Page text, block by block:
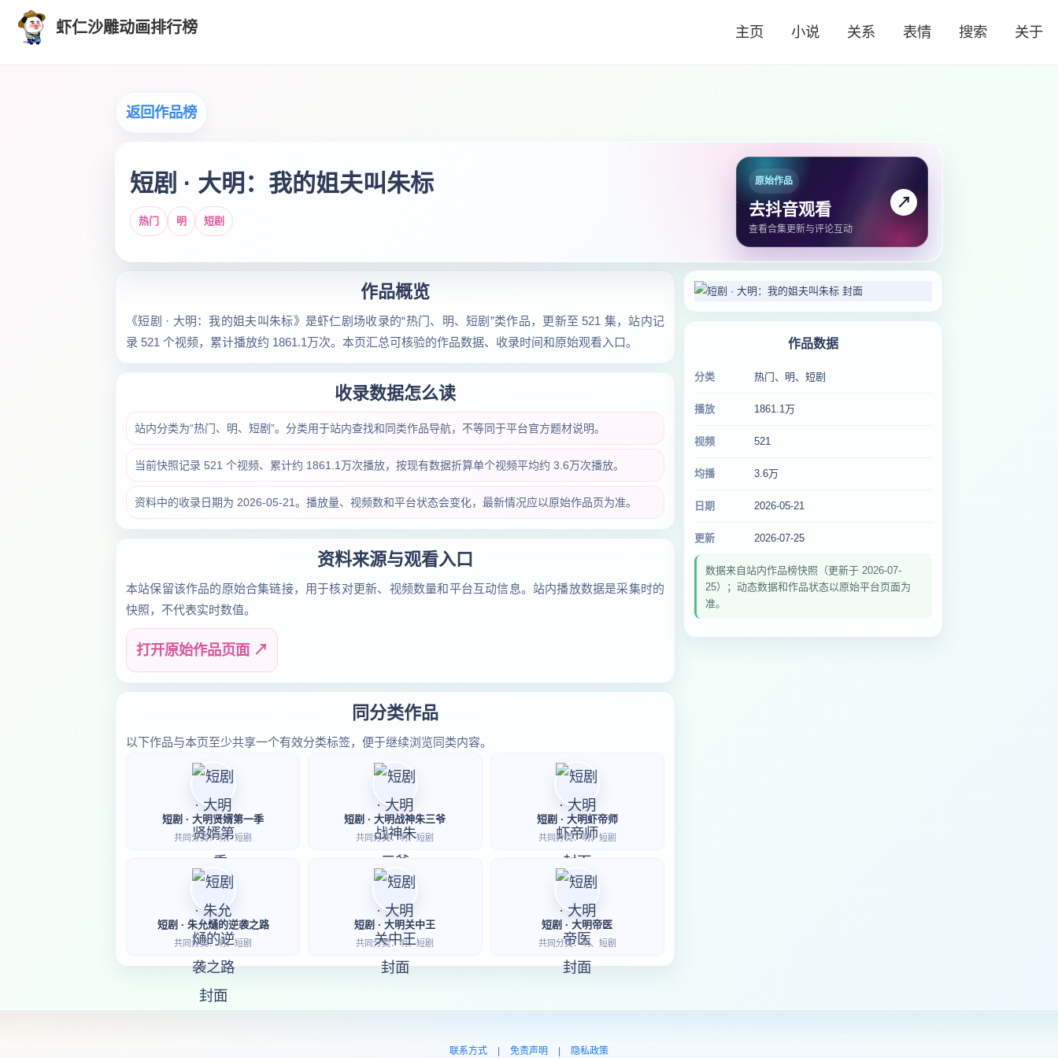
虾仁沙雕动画排行榜 主页 小说 关系 表情 搜索 关于
返回作品榜
短剧 · 大明：我的姐夫叫朱标
热门 明 短剧
原始作品
去抖音观看
查看合集更新与评论互动
↗
作品概览
《短剧 · 大明：我的姐夫叫朱标》是虾仁剧场收录的“热门、明、短剧”类作品，更新至 521 集，站内记
录 521 个视频，累计播放约 1861.1万次。本页汇总可核验的作品数据、收录时间和原始观看入口。
收录数据怎么读
站内分类为“热门、明、短剧”。分类用于站内查找和同类作品导航，不等同于平台官方题材说明。
当前快照记录 521 个视频、累计约 1861.1万次播放，按现有数据折算单个视频平均约 3.6万次播放。
资料中的收录日期为 2026-05-21。播放量、视频数和平台状态会变化，最新情况应以原始作品页为准。
资料来源与观看入口
本站保留该作品的原始合集链接，用于核对更新、视频数量和平台互动信息。站内播放数据是采集时的
快照，不代表实时数值。
打开原始作品页面 ↗
同分类作品
以下作品与本页至少共享一个有效分类标签，便于继续浏览同类内容。
短剧 · 大明贤婿第一季
共同分类：明、短剧
短剧 · 大明战神朱三爷
共同分类：明、短剧
短剧 · 大明虾帝师
共同分类：明、短剧
短剧 · 朱允熥的逆袭之路
共同分类：明、短剧
短剧 · 大明关中王
共同分类：明、短剧
短剧 · 大明帝医
共同分类：明、短剧
作品数据
分类 热门、明、短剧
播放 1861.1万
视频 521
均播 3.6万
日期 2026-05-21
更新 2026-07-25
数据来自站内作品榜快照（更新于 2026-07-
25）；动态数据和作品状态以原始平台页面为
准。
联系方式 免责声明 隐私政策